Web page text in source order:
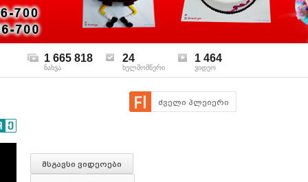
1 665 818
ნახვა
24
ხელმომწერი
1 464
ვიდეო
ძველი პლეიერი
მსგავსი ვიდეოები